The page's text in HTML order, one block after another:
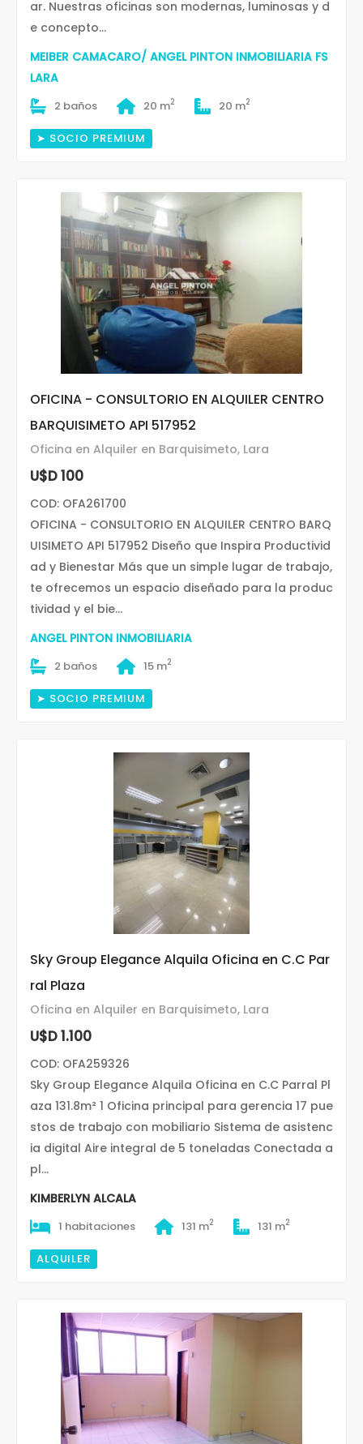
ar. Nuestras oficinas son modernas, luminosas y d
e concepto...
MEIBER CAMACARO/ ANGEL PINTON INMOBILIARIA FS
LARA
2 baños 20 m2 20 m2
➤ SOCIO PREMIUM
OFICINA - CONSULTORIO EN ALQUILER CENTRO
BARQUISIMETO API 517952
Oficina en Alquiler en Barquisimeto, Lara
U$D 100
COD: OFA261700
OFICINA - CONSULTORIO EN ALQUILER CENTRO BARQ
UISIMETO API 517952 Diseño que Inspira Productivid
ad y Bienestar Más que un simple lugar de trabajo,
te ofrecemos un espacio diseñado para la produc
tividad y el bie...
ANGEL PINTON INMOBILIARIA
2 baños 15 m2
➤ SOCIO PREMIUM
Sky Group Elegance Alquila Oficina en C.C Par
ral Plaza
Oficina en Alquiler en Barquisimeto, Lara
U$D 1.100
COD: OFA259326
Sky Group Elegance Alquila Oficina en C.C Parral Pl
aza 131.8m² 1 Oficina principal para gerencia 17 pue
stos de trabajo con mobiliario Sistema de asistenc
ia digital Aire integral de 5 toneladas Conectada a
pl...
KIMBERLYN ALCALA
1 habitaciones 131 m2 131 m2
ALQUILER